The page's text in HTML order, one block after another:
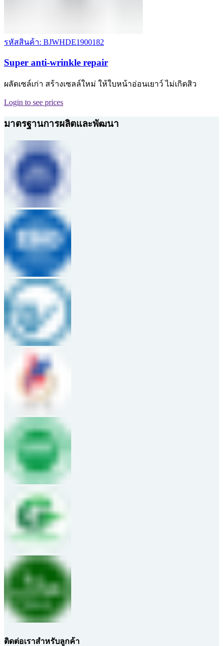
รหัสสินค้า: BJWHDE1900182
Super anti-wrinkle repair
ผลัดเซล์เก่า สร้างเซลล์ใหม่ ให้ใบหน้าอ่อนเยาว์ ไม่เกิดสิว
Login to see prices
มาตรฐานการผลิตและพัฒนา
ติดต่อเราสำหรับลูกค้า